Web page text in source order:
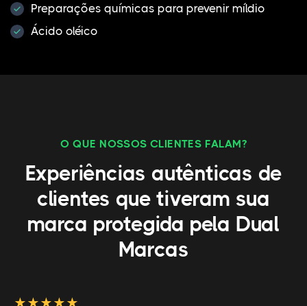
Preparações químicas para prevenir míldio
Ácido oléico
O QUE NOSSOS CLIENTES FALAM?
Experiências autênticas de
clientes que tiveram sua
marca protegida pela Dual
Marcas